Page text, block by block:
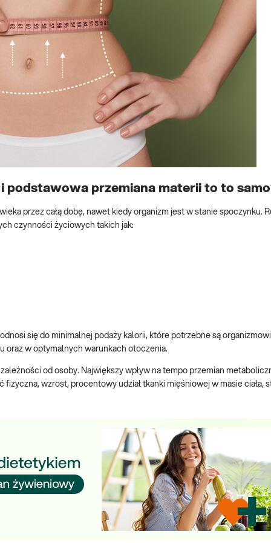
podstawowa przemiana materii to to
przez całą dobę, nawet kiedy organizm jest w stanie spoczynku.
czynności życiowych takich jak:
się do minimalnej podaży kalorii, które potrzebne są
oraz w optymalnych warunkach otoczenia.
od osoby. Największy wpływ na tempo przemian
wzrost, procentowy udział tkanki mięśniowej w masie ciała,